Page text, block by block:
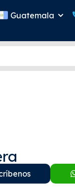
Guatemala